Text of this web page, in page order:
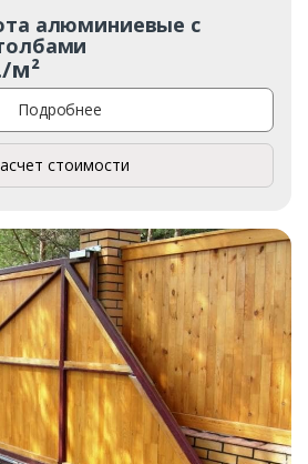
алюминиевые с
м²
Подробнее
стоимости